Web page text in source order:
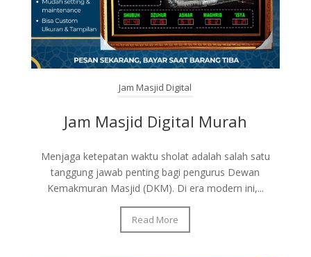
Jam Masjid Digital
Jam Masjid Digital Murah
Menjaga ketepatan waktu sholat adalah salah satu
tanggung jawab penting bagi pengurus Dewan
Kemakmuran Masjid (DKM). Di era modern ini,...
Read More